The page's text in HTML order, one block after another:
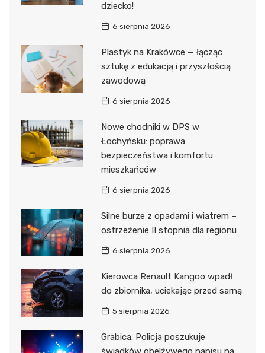
dziecko!
6 sierpnia 2026
Plastyk na Krakówce — łącząc
sztukę z edukacją i przyszłością
zawodową
6 sierpnia 2026
Nowe chodniki w DPS w
Łochyńsku: poprawa
bezpieczeństwa i komfortu
mieszkańców
6 sierpnia 2026
Silne burze z opadami i wiatrem –
ostrzeżenie II stopnia dla regionu
6 sierpnia 2026
Kierowca Renault Kangoo wpadł
do zbiornika, uciekając przed sarną
5 sierpnia 2026
Grabica: Policja poszukuje